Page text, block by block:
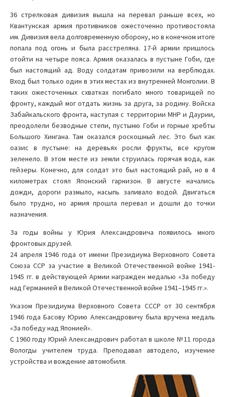
36 стрелковая дивизия вышла на перевал раньше всех, но
Квантунская армия противников ожесточенно противостояла
им. Дивизия вела долговременную оборону, но в конечном итоге
попала под огонь и была расстреляна. 17-й армии пришлось
отойти на четыре пояса. Армия оказалась в пустыне Гоби, где
был настоящий ад. Воду солдатам привозили на верблюдах.
Вход был только один в этих местах из внутренней Монголии. В
таких ожесточенных схватках погибало много товарищей по
фронту, каждый мог отдать жизнь за друга, за родину. Войска
Забайкальского фронта, наступая с территории МНР и Даурии,
преодолели безводные степи, пустыню Гоби и горные хребты
Большого Хингана. Там оказался роскошный лес. Это был как
оазис в пустыне: на деревьях росли фрукты, все кругом
зеленело. В этом месте из земли струилась горячая вода, как
гейзеры. Конечно, для солдат это был настоящий рай, но в 4
километрах стоял Японский гарнизон. В августе начались
дожди, дороги размыло, насыпь заливало водой. Двигаться
было трудно, но армия прошла перевал и дошли до точки
назначения.
За годы войны у Юрия Александровича появилось много
фронтовых друзей.
24 апреля 1946 года от имени Президиума Верховного Совета
Союза ССР за участие в Великой Отечественной войне 1941-
1945 гг. в действующей Армии награжден медалью «За победу
над Германией в Великой Отечественной войне 1941–1945 гг.».
Указом Президиума Верховного Совета СССР от 30 сентября
1946 года Басову Юрию Александровичу была вручена медаль
«За победу над Японией».
С 1960 году Юрий Александрович работал в школе №11 города
Вологды учителем труда. Преподавал автодело, изучение
устройства и вождение автомобиля.